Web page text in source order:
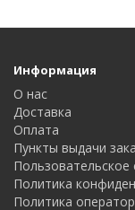
Информация
О нас
Доставка
Оплата
Пункты выдачи
Пользовательское
Политика
Политика